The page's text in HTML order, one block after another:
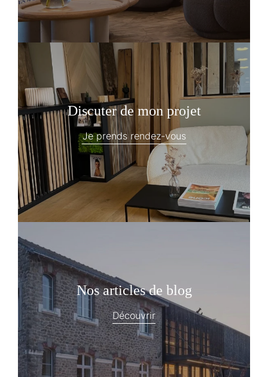
Discuter de mon projet
Je prends rendez-vous
Nos articles de blog
Découvrir